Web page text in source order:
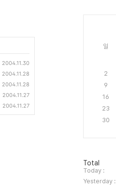
2004.11.30
2004.11.28
2004.11.28
2004.11.27
2004.11.27
일
2
9
16
23
30
방
문
자
수
Total
Today :
Yesterday :